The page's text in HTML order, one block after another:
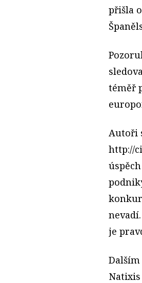
přišla
téměř
Autoři
http://
je